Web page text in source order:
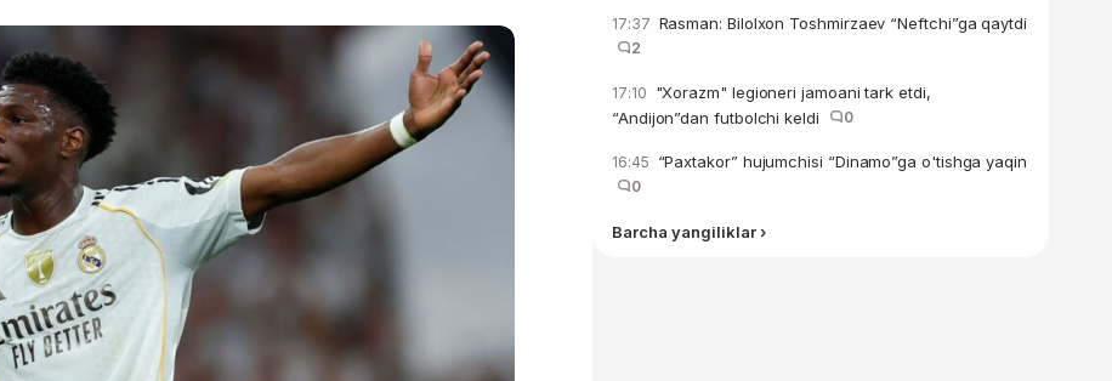
17:37 Rasman: Bilolxon Toshmirzaev “Neftchi”ga qaytdi
2
17:10 "Xorazm" legioneri jamoani tark etdi,
“Andijon”dan futbolchi keldi
0
16:45 “Paxtakor” hujumchisi “Dinamo”ga o'tishga yaqin
0
Barcha yangiliklar ›